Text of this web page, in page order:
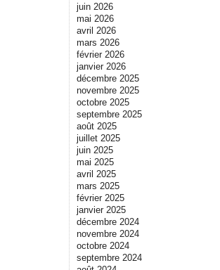
juin 2026
mai 2026
avril 2026
mars 2026
février 2026
janvier 2026
décembre 2025
novembre 2025
octobre 2025
septembre 2025
août 2025
juillet 2025
juin 2025
mai 2025
avril 2025
mars 2025
février 2025
janvier 2025
décembre 2024
novembre 2024
octobre 2024
septembre 2024